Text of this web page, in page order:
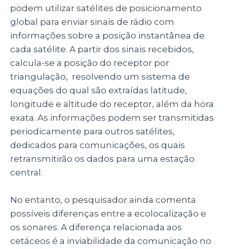
podem utilizar satélites de posicionamento
global para enviar sinais de rádio com
informações sobre a posição instantânea de
cada satélite. A partir dos sinais recebidos,
calcula-se a posição do receptor por
triangulação, resolvendo um sistema de
equações do qual são extraídas latitude,
longitude e altitude do receptor, além da hora
exata. As informações podem ser transmitidas
periodicamente para outros satélites,
dedicados para comunicações, os quais
retransmitirão os dados para uma estação
central.
No entanto, o pesquisador ainda comenta
possíveis diferenças entre a ecolocalização e
os sonares. A diferença relacionada aos
cetáceos é a inviabilidade da comunicação no